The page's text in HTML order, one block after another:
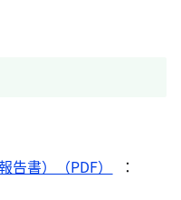
書）（PDF）
：